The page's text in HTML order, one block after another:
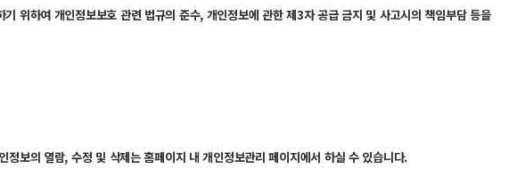
위하여 개인정보보호 관련 법규의 준수, 개인정보에 관한 제3자 공급 금지 및 사고시의 책임부담 등을
보의 열람, 수정 및 삭제는 홈페이지 내 개인정보관리 페이지에서 하실 수 있습니다.